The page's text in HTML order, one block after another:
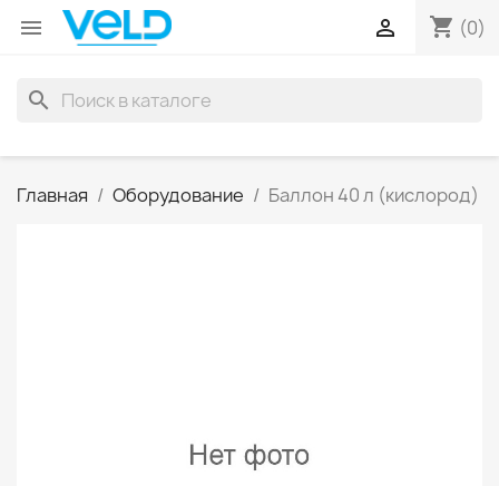
 shopping_cart (0)

search
Главная Оборудование Баллон 40 л (кислород)